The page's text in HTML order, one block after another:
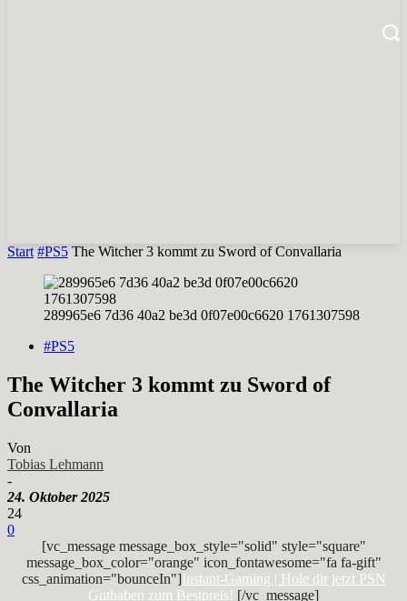
Start #PS5 The Witcher 3 kommt zu Sword of Convallaria
289965e6 7d36 40a2 be3d 0f07e00c6620 1761307598
#PS5
The Witcher 3 kommt zu Sword of
Convallaria
Von
Tobias Lehmann
-
24. Oktober 2025
24
0
[vc_message message_box_style="solid" style="square"
message_box_color="orange" icon_fontawesome="fa fa-gift"
css_animation="bounceIn"]Instant-Gaming | Hole dir jetzt PSN
Guthaben zum Bestpreis! [/vc_message]